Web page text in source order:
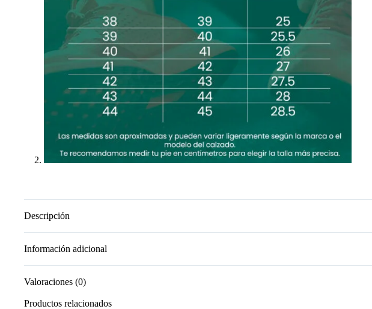
Descripción
Información adicional
Valoraciones (0)
Productos relacionados